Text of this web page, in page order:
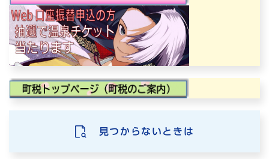
見つからないときは